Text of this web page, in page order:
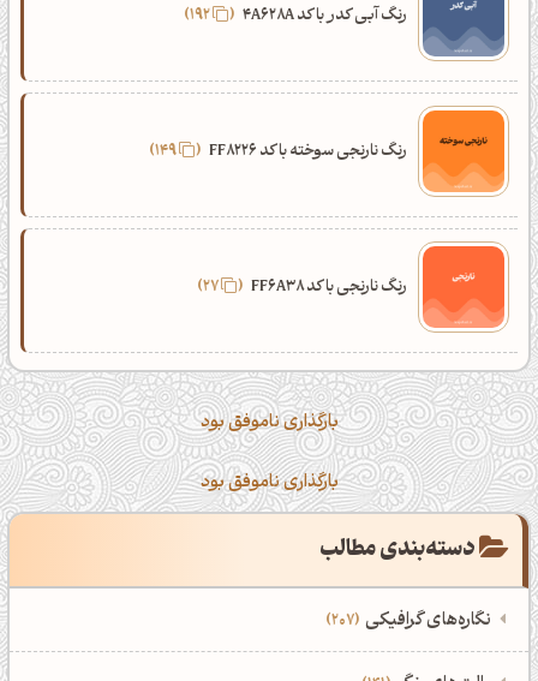
رنگ آبی کدر با کد 4A628A 192
رنگ نارنجی سوخته با کد FF8226 149
رنگ نارنجی با کد FF6A38 27
بارگذاری ناموفق بود
بارگذاری ناموفق بود
دسته‌بندی مطالب
نگاره‌های گرافیکی 207